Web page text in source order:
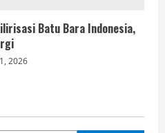
Batu Bara Indonesia,
2026